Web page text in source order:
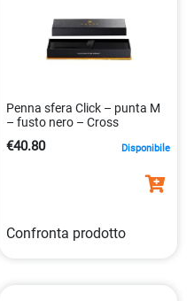
Penna sfera Click – punta M
– fusto nero – Cross
€40.80 Disponibile
Confronta prodotto